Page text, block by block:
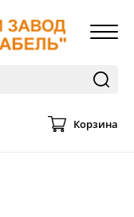
Корзина